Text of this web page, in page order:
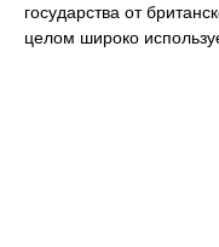
государства от
целом широко